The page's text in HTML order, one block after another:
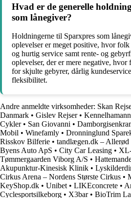
Hvad er de generelle
som lånegiver?
Holdningerne til Sparxpres som
oplevelser er meget positive, hvor
og hurtig service samt rente- og
oplevelser, der er mere negative,
for skjulte gebyrer, dårlig
fleksibilitet.
Andre anmeldte virksomheder: Skan
Danmark • Gislev Rejser•
Cykler• San Giovanni •
Mobil • Winefamly • Dronninglund
Risskov Bilferie • tandlægen.dk – Allerød
Byens Auto ApS • City Car Leasing •
Tømmergaarden Viborg A/S •
Akupunktur-Kinesisk Klinik •
Cirkus Arena – Nordens Største Cirkus •
KeyShop.dk • Unibet• LIKEconcrete •
Cyclesportsilkeborg • X3bar• BioTrim